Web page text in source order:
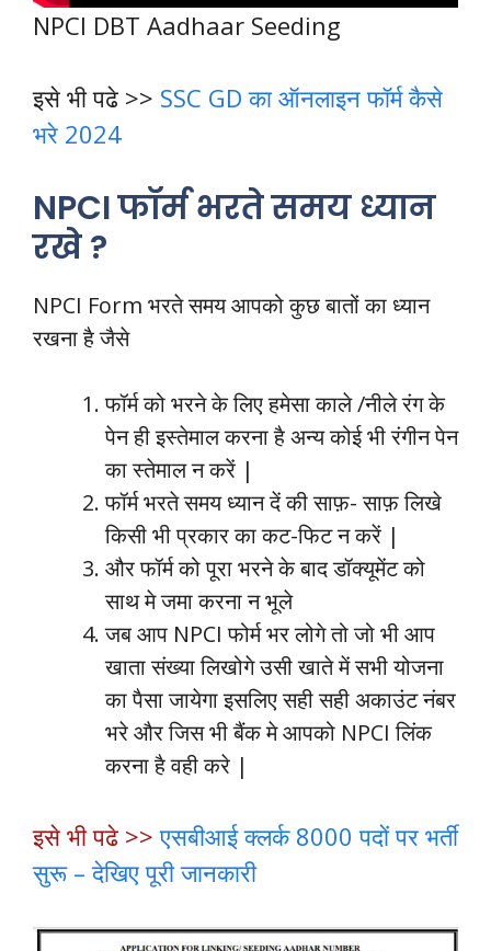
NPCI DBT Aadhaar Seeding
इसे भी पढे >> SSC GD का ऑनलाइन फॉर्म कैसे
भरे 2024
NPCI फॉर्म भरते समय ध्यान
रखे ?
NPCI Form भरते समय आपको कुछ बातों का ध्यान
रखना है जैसे
फॉर्म को भरने के लिए हमेसा काले /नीले रंग के
पेन ही इस्तेमाल करना है अन्य कोई भी रंगीन पेन
का स्तेमाल न करें |
फॉर्म भरते समय ध्यान दें की साफ़- साफ़ लिखे
किसी भी प्रकार का कट-फिट न करें |
और फॉर्म को पूरा भरने के बाद डॉक्यूमेंट को
साथ मे जमा करना न भूले
जब आप NPCI फोर्म भर लोगे तो जो भी आप
खाता संख्या लिखोगे उसी खाते में सभी योजना
का पैसा जायेगा इसलिए सही सही अकाउंट नंबर
भरे और जिस भी बैंक मे आपको NPCI लिंक
करना है वही करे |
इसे भी पढे >>एसबीआई क्लर्क 8000 पदों पर भर्ती
सुरू – देखिए पूरी जानकारी